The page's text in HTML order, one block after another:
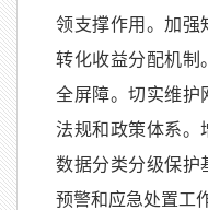
领支撑作用。加强
转化收益分配机制
全屏障。切实维护
法规和政策体系。
数据分类分级保护
预警和应急处置工